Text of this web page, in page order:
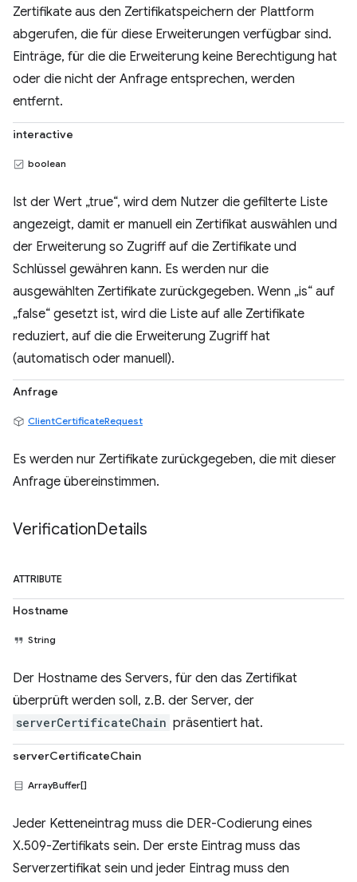
Zertifikate aus den Zertifikatspeichern der Plattform
abgerufen, die für diese Erweiterungen verfügbar sind.
Einträge, für die die Erweiterung keine Berechtigung hat
oder die nicht der Anfrage entsprechen, werden
entfernt.
interactive
boolean
Ist der Wert „true“, wird dem Nutzer die gefilterte Liste
angezeigt, damit er manuell ein Zertifikat auswählen und
der Erweiterung so Zugriff auf die Zertifikate und
Schlüssel gewähren kann. Es werden nur die
ausgewählten Zertifikate zurückgegeben. Wenn „is“ auf
„false“ gesetzt ist, wird die Liste auf alle Zertifikate
reduziert, auf die die Erweiterung Zugriff hat
(automatisch oder manuell).
Anfrage
ClientCertificateRequest
Es werden nur Zertifikate zurückgegeben, die mit dieser
Anfrage übereinstimmen.
VerificationDetails
ATTRIBUTE
Hostname
String
Der Hostname des Servers, für den das Zertifikat
überprüft werden soll, z.B. der Server, der
serverCertificateChain präsentiert hat.
serverCertificateChain
ArrayBuffer[]
Jeder Ketteneintrag muss die DER-Codierung eines
X.509-Zertifikats sein. Der erste Eintrag muss das
Serverzertifikat sein und jeder Eintrag muss den